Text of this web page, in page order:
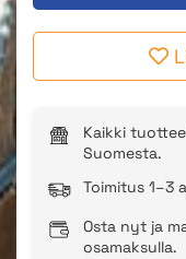
Kaikki
Suomesta.
Toimitus 1–3
Osta nyt ja
osamaksulla.